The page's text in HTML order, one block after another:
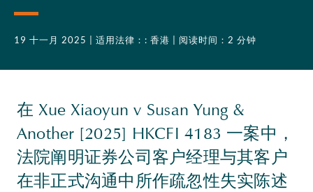
19 十一月 2025 | 适用法律：: 香港 | 阅读时间：2 分钟
在 Xue Xiaoyun v Susan Yung &
Another [2025] HKCFI 4183 一案中，
法院阐明证券公司客户经理与其客户
在非正式沟通中所作疏忽性失实陈述